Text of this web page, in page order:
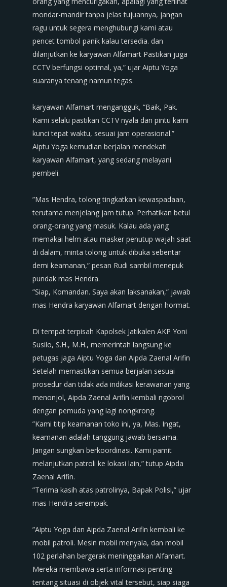
mondar-mandir tanpa jelas tujuannya, jangan
ragu untuk segera menghubungi kami atau
pencet tombol panik kalau tersedia. dan
dilanjutkan ke karyawan Alfamart Pastikan juga
CCTV berfungsi optimal, ya,” ujar Aiptu Yoga
suaranya tenang namun tegas.
‎​karyawan Alfamart mengangguk, “Baik, Pak.
Kami selalu pastikan CCTV nyala dan pintu kami
kunci tepat waktu, sesuai jam operasional.”
‎​Aiptu Yoga kemudian berjalan mendekati
karyawan Alfamart, yang sedang melayani
pembeli.
‎​”Mas Hendra, tolong tingkatkan kewaspadaan,
terutama menjelang jam tutup. Perhatikan betul
orang-orang yang masuk. Kalau ada yang
memakai helm atau masker penutup wajah saat
di dalam, minta tolong untuk dibuka sebentar
demi keamanan,” pesan Rudi sambil menepuk
pundak mas Hendra.
‎​”Siap, Komandan. Saya akan laksanakan,” jawab
mas Hendra karyawan Alfamart dengan hormat.
‎Di tempat terpisah Kapolsek Jatikalen AKP ​Yoni
Susilo, S.H., M.H., memerintah langsung ke
petugas jaga Aiptu Yoga dan Aipda Zaenal Arifin
‎​Setelah memastikan semua berjalan sesuai
prosedur dan tidak ada indikasi kerawanan yang
menonjol, Aipda Zaenal Arifin kembali ngobrol
dengan pemuda yang lagi nongkrong.
‎​”Kami titip keamanan toko ini, ya, Mas. Ingat,
keamanan adalah tanggung jawab bersama.
Jangan sungkan berkoordinasi. Kami pamit
melanjutkan patroli ke lokasi lain,” tutup Aipda
Zaenal Arifin.
‎​”Terima kasih atas patrolinya, Bapak Polisi,” ujar
mas Hendra serempak.
‎”Aiptu Yoga dan Aipda Zaenal Arifin kembali ke
mobil patroli. Mesin mobil menyala, dan mobil
102 perlahan bergerak meninggalkan Alfamart.
Mereka membawa serta informasi penting
tentang situasi di objek vital tersebut, siap siaga